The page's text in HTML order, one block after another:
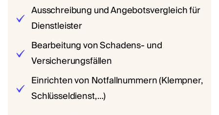
Ausschreibung und Angebotsvergleich für
Dienstleister
Bearbeitung von Schadens- und
Versicherungsfällen
Einrichten von Notfallnummern (Klempner,
Schlüsseldienst, …)